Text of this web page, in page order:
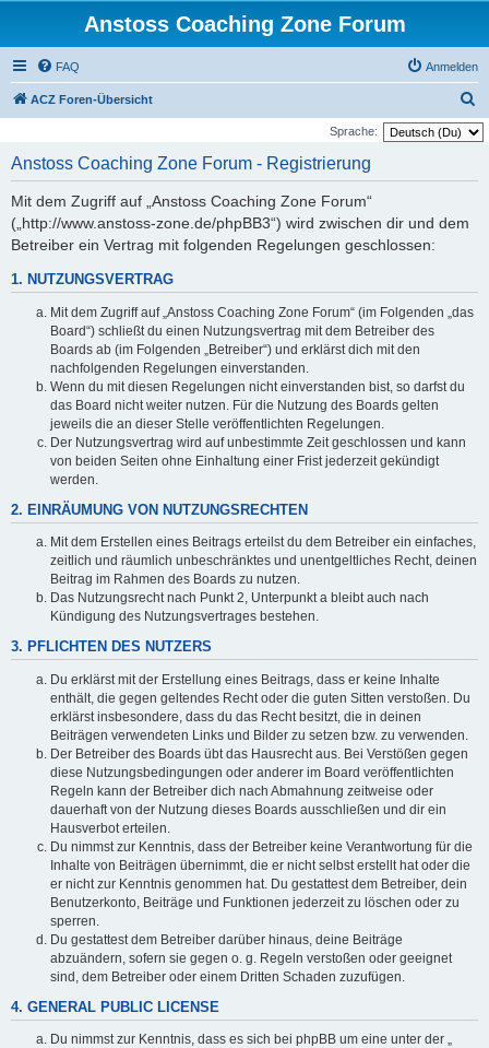
Anstoss Coaching Zone Forum
FAQ Anmelden
ACZ Foren-Übersicht
u
Sprache:
Anstoss Coaching Zone Forum - Registrierung
Mit dem Zugriff auf „Anstoss Coaching Zone Forum“
(„http://www.anstoss-zone.de/phpBB3“) wird zwischen dir und dem
Betreiber ein Vertrag mit folgenden Regelungen geschlossen:
1. NUTZUNGSVERTRAG
Mit dem Zugriff auf „Anstoss Coaching Zone Forum“ (im Folgenden „das
Board“) schließt du einen Nutzungsvertrag mit dem Betreiber des
Boards ab (im Folgenden „Betreiber“) und erklärst dich mit den
nachfolgenden Regelungen einverstanden.
Wenn du mit diesen Regelungen nicht einverstanden bist, so darfst du
das Board nicht weiter nutzen. Für die Nutzung des Boards gelten
jeweils die an dieser Stelle veröffentlichten Regelungen.
Der Nutzungsvertrag wird auf unbestimmte Zeit geschlossen und kann
von beiden Seiten ohne Einhaltung einer Frist jederzeit gekündigt
werden.
2. EINRÄUMUNG VON NUTZUNGSRECHTEN
Mit dem Erstellen eines Beitrags erteilst du dem Betreiber ein einfaches,
zeitlich und räumlich unbeschränktes und unentgeltliches Recht, deinen
Beitrag im Rahmen des Boards zu nutzen.
Das Nutzungsrecht nach Punkt 2, Unterpunkt a bleibt auch nach
Kündigung des Nutzungsvertrages bestehen.
3. PFLICHTEN DES NUTZERS
Du erklärst mit der Erstellung eines Beitrags, dass er keine Inhalte
enthält, die gegen geltendes Recht oder die guten Sitten verstoßen. Du
erklärst insbesondere, dass du das Recht besitzt, die in deinen
Beiträgen verwendeten Links und Bilder zu setzen bzw. zu verwenden.
Der Betreiber des Boards übt das Hausrecht aus. Bei Verstößen gegen
diese Nutzungsbedingungen oder anderer im Board veröffentlichten
Regeln kann der Betreiber dich nach Abmahnung zeitweise oder
dauerhaft von der Nutzung dieses Boards ausschließen und dir ein
Hausverbot erteilen.
Du nimmst zur Kenntnis, dass der Betreiber keine Verantwortung für die
Inhalte von Beiträgen übernimmt, die er nicht selbst erstellt hat oder die
er nicht zur Kenntnis genommen hat. Du gestattest dem Betreiber, dein
Benutzerkonto, Beiträge und Funktionen jederzeit zu löschen oder zu
sperren.
Du gestattest dem Betreiber darüber hinaus, deine Beiträge
abzuändern, sofern sie gegen o. g. Regeln verstoßen oder geeignet
sind, dem Betreiber oder einem Dritten Schaden zuzufügen.
4. GENERAL PUBLIC LICENSE
Du nimmst zur Kenntnis, dass es sich bei phpBB um eine unter der „